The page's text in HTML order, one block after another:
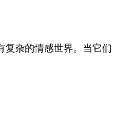
复杂的情感世界。当它们